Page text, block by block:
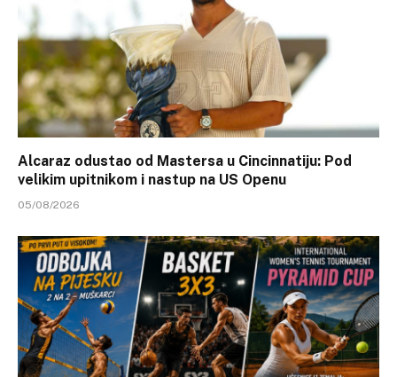
Alcaraz odustao od Mastersa u Cincinnatiju: Pod
velikim upitnikom i nastup na US Openu
05/08/2026